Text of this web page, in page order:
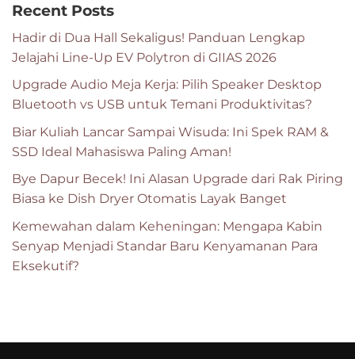
Recent Posts
Hadir di Dua Hall Sekaligus! Panduan Lengkap
Jelajahi Line-Up EV Polytron di GIIAS 2026
Upgrade Audio Meja Kerja: Pilih Speaker Desktop
Bluetooth vs USB untuk Temani Produktivitas?
Biar Kuliah Lancar Sampai Wisuda: Ini Spek RAM &
SSD Ideal Mahasiswa Paling Aman!
Bye Dapur Becek! Ini Alasan Upgrade dari Rak Piring
Biasa ke Dish Dryer Otomatis Layak Banget
Kemewahan dalam Keheningan: Mengapa Kabin
Senyap Menjadi Standar Baru Kenyamanan Para
Eksekutif?